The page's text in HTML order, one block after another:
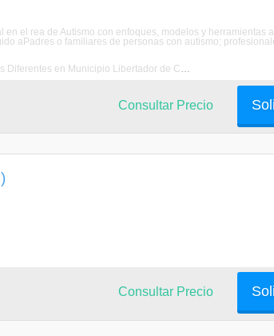
el rea de Autismo con enfoques, modelos y herramientas
aPadres o familiares de personas con autismo;
Estudiar Cuidado de Personas con Capacidades Diferentes en Municipio Libertador de Caracas
Consultar Precio
Consultar Precio